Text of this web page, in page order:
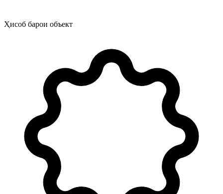
Ҳисоб барои объект